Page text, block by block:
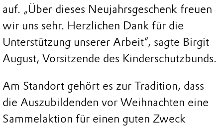
auf. „Über dieses Neujahrsgeschenk freuen
wir uns sehr. Herzlichen Dank für die
Unterstützung unserer Arbeit“, sagte Birgit
August, Vorsitzende des Kinderschutzbunds.
Am Standort gehört es zur Tradition, dass
die Auszubildenden vor Weihnachten eine
Sammelaktion für einen guten Zweck